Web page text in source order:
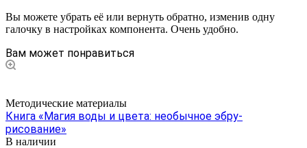
Вы можете убрать её или вернуть обратно, изменив одну
галочку в настройках компонента. Очень удобно.
Вам может понравиться
Методические материалы
Книга «Магия воды и цвета: необычное эбру-
рисование»
В наличии